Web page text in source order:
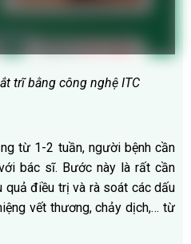
trĩ bằng công nghệ ITC
từ 1-2 tuần, người bệnh cần
bác sĩ. Bước này là rất cần
điều trị và rà soát các dấu
vết thương, chảy dịch,… từ